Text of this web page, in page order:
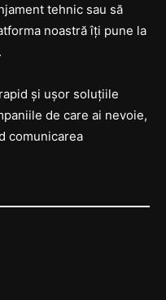
tehnic sau să
noastră îți pune la
și ușor soluțiile
de care ai nevoie,
comunicarea